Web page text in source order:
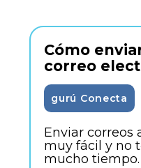
Cómo
correo
gurú Conecta
Enviar correos
muy fácil y no
mucho